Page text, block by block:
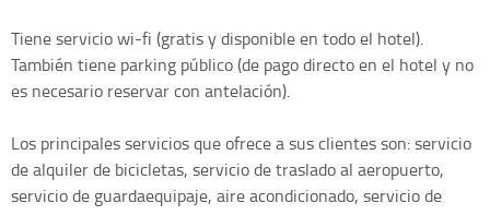
Tiene servicio wi-fi (gratis y disponible en todo el hotel).
También tiene parking público (de pago directo en el hotel y no
es necesario reservar con antelación).
Los principales servicios que ofrece a sus clientes son: servicio
de alquiler de bicicletas, servicio de traslado al aeropuerto,
servicio de guardaequipaje, aire acondicionado, servicio de